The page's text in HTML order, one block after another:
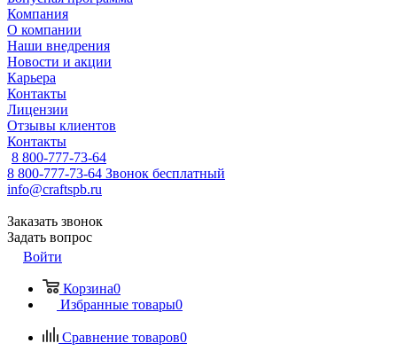
Компания
О компании
Наши внедрения
Новости и акции
Карьера
Контакты
Лицензии
Отзывы клиентов
Контакты
8 800-777-73-64
8 800-777-73-64 Звонок бесплатный
info@craftspb.ru
Заказать звонок
Задать вопрос
Войти
Корзина0
Избранные товары0
Сравнение товаров0